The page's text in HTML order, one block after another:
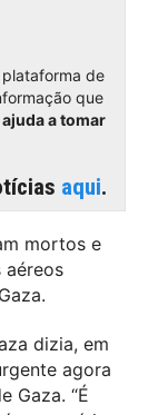
de
que
a tomar
aqui.
mortos e
aéreos
dizia, em
agora
Gaza. “É